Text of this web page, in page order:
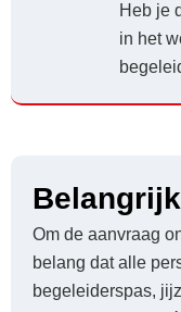
Heb je
in het
Belangrijk
Om de aanvraag
belang dat alle
begeleiderspas,